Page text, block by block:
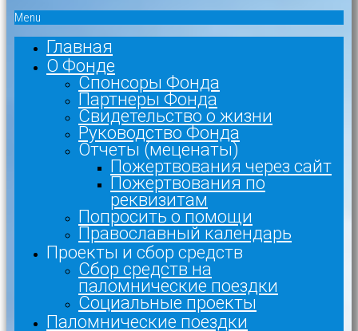
Menu
Главная
О Фонде
Спонсоры Фонда
Партнеры Фонда
Свидетельство о жизни
Руководство Фонда
Отчеты (меценаты)
Пожертвования через сайт
Пожертвования по
реквизитам
Попросить о помощи
Православный календарь
Проекты и сбор средств
Сбор средств на
паломнические поездки
Социальные проекты
Паломнические поездки